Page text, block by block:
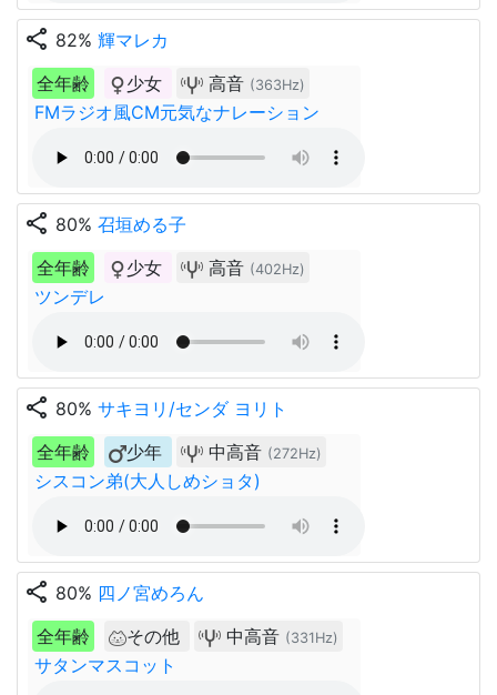
share 82% 輝マレカ
全年齢
少女 高音 (363Hz)
FMラジオ風CM元気なナレーション
share 80% 召垣める子
全年齢
少女 高音 (402Hz)
ツンデレ
share 80% サキヨリ/センダ ヨリト
全年齢
少年 中高音 (272Hz)
シスコン弟(大人しめショタ)
share 80% 四ノ宮めろん
全年齢
その他 中高音 (331Hz)
サタンマスコット